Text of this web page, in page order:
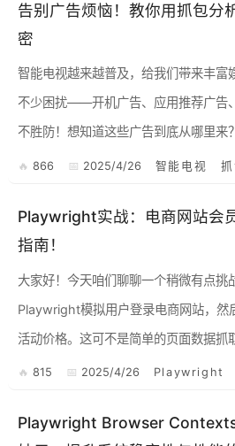
告别广告烦恼！教你用抓包分
密
智能电视越来越普及，给我们带来丰富
不少困扰——开机广告、应用推荐广告
不胜防！想知道这些广告到底从哪里来
过抓包分析，揪出智能电视广告请求的
866 2025/4/26 智能电视
Playwright实战：电商网站会
指南！
大家好！今天咱们聊聊一个稍微有点挑
Playwright模拟用户登录电商网站，然
活动价格。这可不是简单的页面数据抓
kie处理等等。别担心，我会尽量用大
815 2025/4/26 Playwright
Playwright Browser